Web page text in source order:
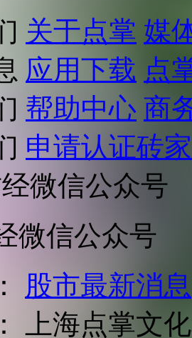
关于点掌 媒
应用下载 点
帮助中心 商
申请认证砖家
微信公众号
股市最新消息
上海点掌文